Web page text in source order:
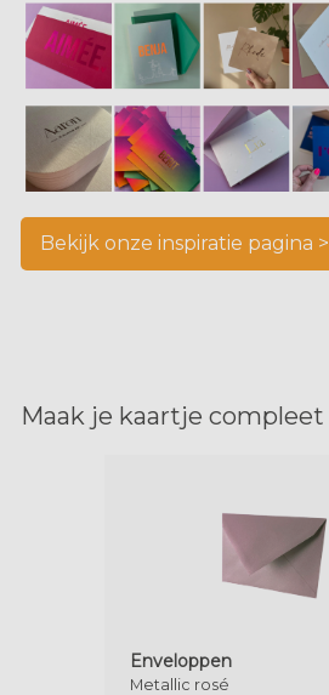
Bekijk onze inspiratie pagina >
Maak je kaartje compleet
Enveloppen
Metallic rosé